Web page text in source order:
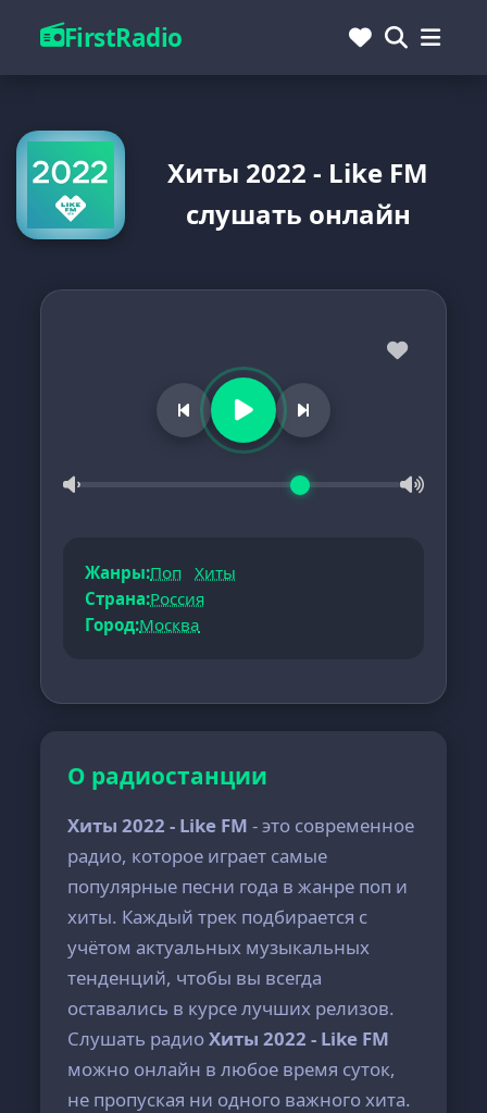
FirstRadio
Хиты 2022 - Like FM
слушать онлайн
Жанры:Поп
Хиты
Страна:Россия
Город:Москва
О радиостанции
Хиты 2022 - Like FM - это современное
радио, которое играет самые
популярные песни года в жанре поп и
хиты. Каждый трек подбирается с
учётом актуальных музыкальных
тенденций, чтобы вы всегда
оставались в курсе лучших релизов.
Слушать радиоХиты 2022 - Like FM
можно онлайн в любое время суток,
не пропуская ни одного важного хита.